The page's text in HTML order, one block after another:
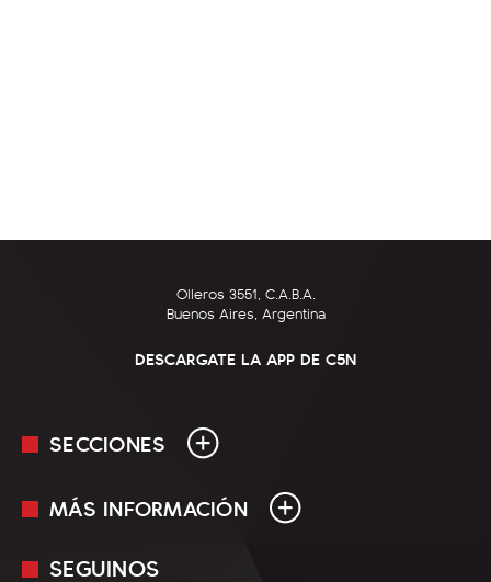
Olleros 3551, C.A.B.A.
Buenos Aires, Argentina
DESCARGATE LA APP DE C5N
SECCIONES
En Vivo
MÁS INFORMACIÓN
Mediakit
SEGUINOS